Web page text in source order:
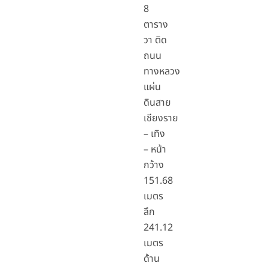
8
ตาราง
วา ติด
ถนน
ทางหลวง
แผ่น
ดินสาย
เชียงราย
– เทิง
– หน้า
กว้าง
151.68
เมตร
ลึก
241.12
เมตร
ด้าน